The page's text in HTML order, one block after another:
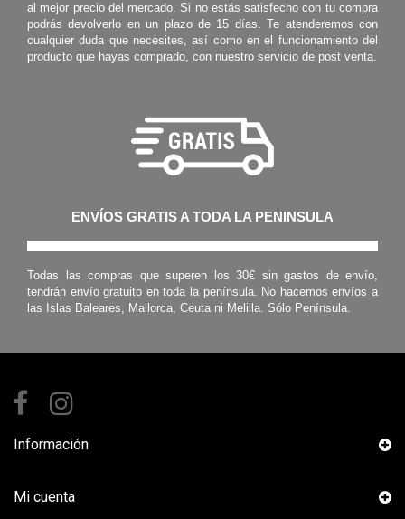
al mejor precio del mercado. Si no estás satisfecho con tu compra
podrás devolverlo en un plazo de 15 días. Te atenderemos con
cualquier duda que necesites, así como en el funcionamiento del
producto que hayas comprado, con nuestro servicio de post venta.
ENVÍOS GRATIS A TODA LA PENINSULA
Todas las compras que superen los 30€ sin gastos de envío,
tendrán envío gratuito en toda la península. No hacemos envíos a
las Islas Baleares, Mallorca, Ceuta ni Melilla. Sólo Península.
Información
Mi cuenta